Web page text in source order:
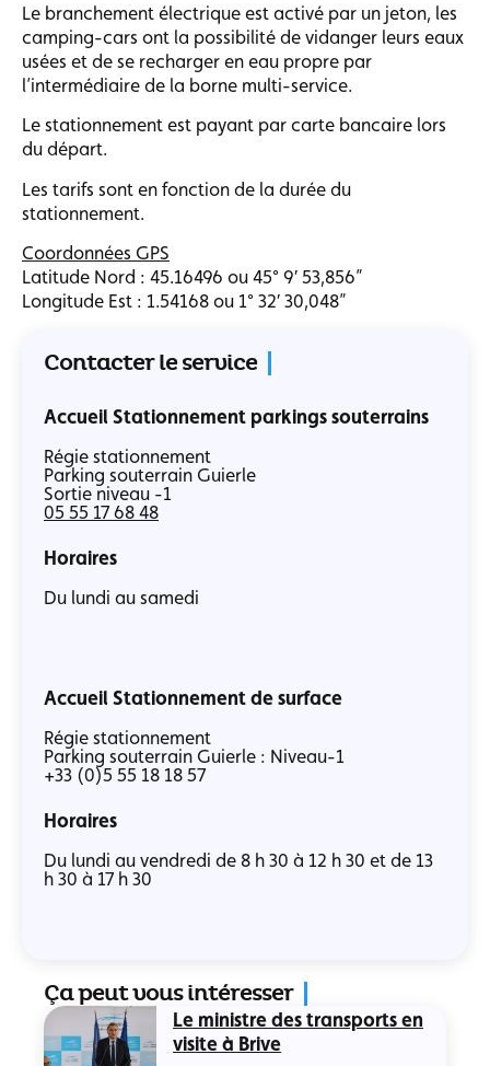
Contacter le service
Accueil Stationnement parkings souterrains
Régie stationnement
Parking souterrain Guierle
Sortie niveau -1
05 55 17 68 48
Horaires
Du lundi au samedi
Accueil Stationnement de surface
Régie stationnement
Parking souterrain Guierle : Niveau-1
+33 (0)5 55 18 18 57
Horaires
Du lundi au vendredi de 8 h 30 à 12 h 30 et de 13
h 30 à 17 h 30
Ça peut vous intéresser
Le ministre des transports en
visite à Brive
Le branchement électrique est activé par un jeton, les
camping-cars ont la possibilité de vidanger leurs eaux
usées et de se recharger en eau propre par
l’intermédiaire de la borne multi-service.
Le stationnement est payant par carte bancaire lors
du départ.
Les tarifs sont en fonction de la durée du
stationnement.
Coordonnées GPS
Latitude Nord : 45.16496 ou 45° 9′ 53,856”
Longitude Est : 1.54168 ou 1° 32′ 30,048”